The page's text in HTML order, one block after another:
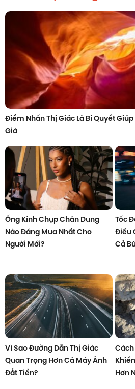
Điểm Nhấn Thị Giác Là Bí Quyết
Giá
Ống Kính Chụp Chân Dung
Nào Đáng Mua Nhất Cho
Người Mới?
Tốc
Điều
Cả
Vì Sao Đường Dẫn Thị Giác
Quan Trọng Hơn Cả Máy Ảnh
Đắt Tiền?
Hơn